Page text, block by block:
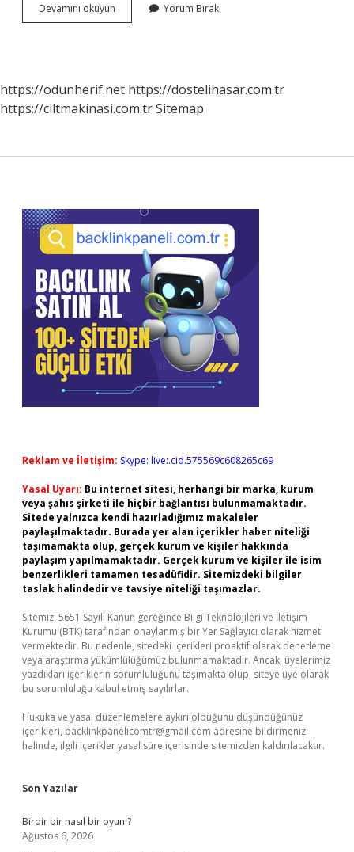
Devamını okuyun
Ücreti
Yorum Bırak
https://odunherif.net https://dostelihasar.com.tr
https://ciltmakinasi.com.trSitemap
Sidebar
Reklam ve İletişim: Skype: live:.cid.575569c608265c69
Yasal Uyarı: Bu internet sitesi, herhangi bir marka, kurum
veya şahıs şirketi ile hiçbir bağlantısı bulunmamaktadır.
Sitede yalnızca kendi hazırladığımız makaleler
paylaşılmaktadır. Burada yer alan içerikler haber niteliği
taşımamakta olup, gerçek kurum ve kişiler hakkında
paylaşım yapılmamaktadır. Gerçek kurum ve kişiler ile isim
benzerlikleri tamamen tesadüfidir. Sitemizdeki bilgiler
taslak halindedir ve tavsiye niteliği taşımazlar.
Sitemiz, 5651 Sayılı Kanun gereğince Bilgi Teknolojileri ve İletişim
Kurumu (BTK) tarafından onaylanmış bir Yer Sağlayıcı olarak hizmet
vermektedir. Bu nedenle, sitedeki içerikleri proaktif olarak denetleme
veya araştırma yükümlülüğümüz bulunmamaktadır. Ancak, üyelerimiz
yazdıkları içeriklerin sorumluluğunu taşımakta olup, siteye üye olarak
bu sorumluluğu kabul etmiş sayılırlar.
Hukuka ve yasal düzenlemelere aykırı olduğunu düşündüğünüz
içerikleri, backlinkpanelicomtr@gmail.com adresine bildirmeniz
halinde, ilgili içerikler yasal süre içerisinde sitemizden kaldırılacaktır.
Son Yazılar
Birdir bir nasıl bir oyun ?
Ağustos 6, 2026